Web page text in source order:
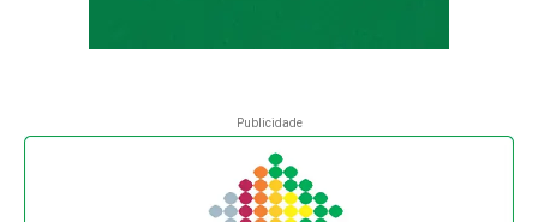
Publicidade